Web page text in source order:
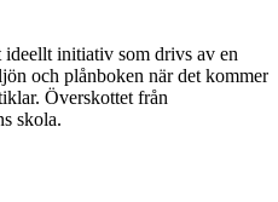
initiativ som drivs av en
och plånboken när det kommer
Överskottet från
skola.